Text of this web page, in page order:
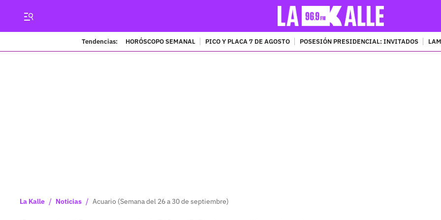
Tendencias: HORÓSCOPO SEMANAL PICO Y PLACA 7 DE AGOSTO POSESIÓN PRESIDENCIAL: INVITADOS
La Kalle / Noticias / Acuario (Semana del 26 a 30 de septiembre)